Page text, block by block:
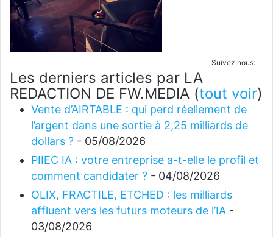
Suivez nous:
Les derniers articles par LA
REDACTION DE FW.MEDIA (tout voir)
Vente d’AIRTABLE : qui perd réellement de
l’argent dans une sortie à 2,25 milliards de
dollars ? - 05/08/2026
PIIEC IA : votre entreprise a-t-elle le profil et
comment candidater ? - 04/08/2026
OLIX, FRACTILE, ETCHED : les milliards
affluent vers les futurs moteurs de l’IA -
03/08/2026